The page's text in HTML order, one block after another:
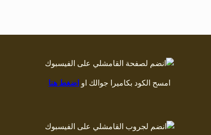
امسح الكود بكاميرا جوالك او اضغط هنا